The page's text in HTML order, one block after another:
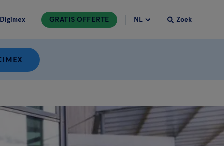
Digimex GRATIS OFFERTE Zoek